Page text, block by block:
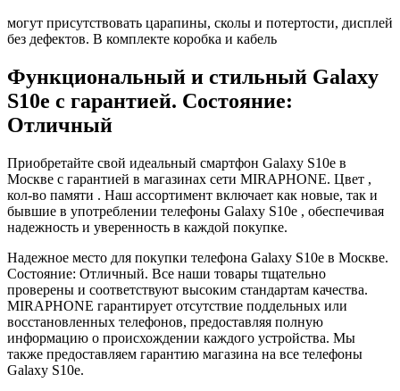
могут присутствовать царапины, сколы и потертости, дисплей
без дефектов. В комплекте коробка и кабель
Функциональный и стильный Galaxy
S10e с гарантией. Состояние:
Отличный
Приобретайте свой идеальный смартфон Galaxy S10e в
Москве с гарантией в магазинах сети MIRAPHONE. Цвет ,
кол-во памяти . Наш ассортимент включает как новые, так и
бывшие в употреблении телефоны Galaxy S10e , обеспечивая
надежность и уверенность в каждой покупке.
Надежное место для покупки телефона Galaxy S10e в Москве.
Состояние: Отличный. Все наши товары тщательно
проверены и соответствуют высоким стандартам качества.
MIRAPHONE гарантирует отсутствие поддельных или
восстановленных телефонов, предоставляя полную
информацию о происхождении каждого устройства. Мы
также предоставляем гарантию магазина на все телефоны
Galaxy S10e.